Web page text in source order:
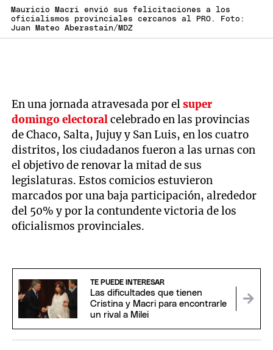
Mauricio Macri envió sus felicitaciones a los
oficialismos provinciales cercanos al PRO. Foto:
Juan Mateo Aberastain/MDZ
En una jornada atravesada por elsuper
domingo electoralcelebrado en las provincias
de Chaco, Salta, Jujuy y San Luis, en los cuatro
distritos, los ciudadanos fueron a las urnas con
el objetivo de renovar la mitad de sus
legislaturas. Estos comicios estuvieron
marcados por una baja participación, alrededor
del 50% y por la contundente victoria de los
oficialismos provinciales.
TE PUEDE INTERESAR
Las dificultades que tienen
Cristina y Macri para encontrarle
un rival a Milei